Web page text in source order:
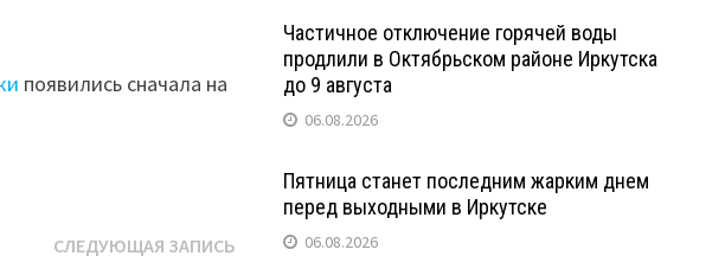
появились сначала на
СЛЕДУЮЩАЯ ЗАПИСЬСледующая
Частичное отключение горячей воды
продлили в Октябрьском районе Иркутска
до 9 августа
06.08.2026
Пятница станет последним жарким днем
перед выходными в Иркутске
06.08.2026